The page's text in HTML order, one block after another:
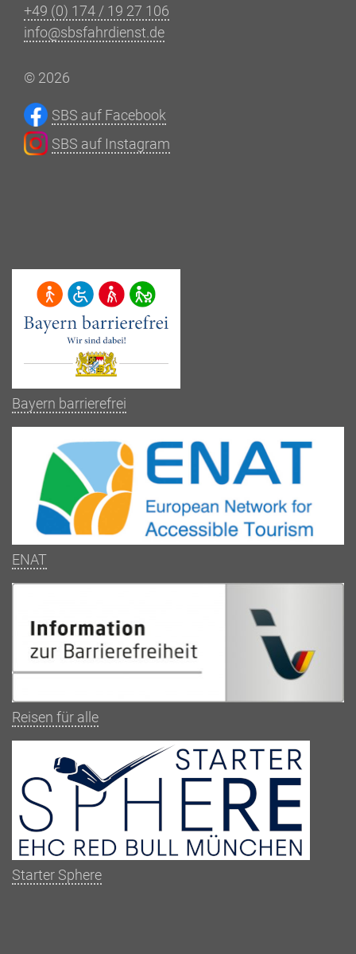
+49 (0) 174 / 19 27 106
info@sbsfahrdienst.de
© 2026
SBS auf Facebook
SBS auf Instagram
Bayern barrierefrei
ENAT
Reisen für alle
Starter Sphere